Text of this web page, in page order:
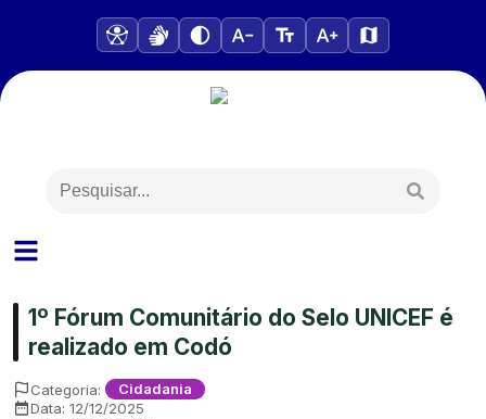
1º Fórum Comunitário do Selo UNICEF é
realizado em Codó
Categoria: Cidadania
Data: 12/12/2025